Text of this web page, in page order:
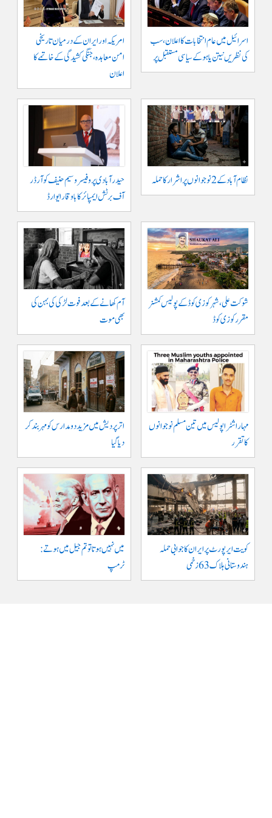
اسرائیل میں عام انتخابات کا اعلان، سب
کی نظریں نیتن یاہو کے سیاسی مستقبل پر
امریکہ اور ایران کے درمیان تاریخی
امن معاہدہ، جنگی کشیدگی کے خاتمے کا
اعلان
نظام آباد کے 2 نوجوانوں پر اشرار کا حملہ
حیدر آبادی پر و فیسر وسیم حنیف کو آرڈر
آف برٹش ایمپائر کا باوقار ایوارڈ
شوکت علی ، شہر کوزی کوڈ کے پولیس کمشنر
مقرر کوزی کوڈ
آم کھانے کے بعد فوت لڑکی کی بہن کی
بھی موت
مہاراشٹرا پولیس میں تین مسلم نو جوانوں
کا تقرر
اتر پردیش میں مزید دو مدارس کو مہر بند کر
دیا گیا
کویت ایر پورٹ پر ایران کا جوابی حملہ
ہندوستانی ہلاک 63 زخمی
میں نہیں ہوتا تو تم جیل میں ہوتے :
ٹرمپ